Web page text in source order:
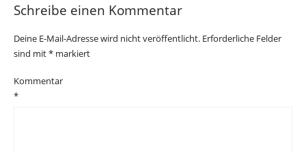
Schreibe einen Kommentar
Deine E-Mail-Adresse wird nicht veröffentlicht. Erforderliche Felder
sind mit* markiert
Kommentar
*